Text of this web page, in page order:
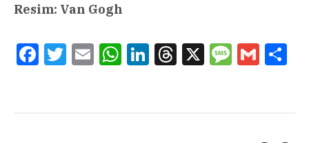
Resim: Van Gogh
FacebookTwitterEmail WhatsAppLinkedInThreads
X Message
Gmail